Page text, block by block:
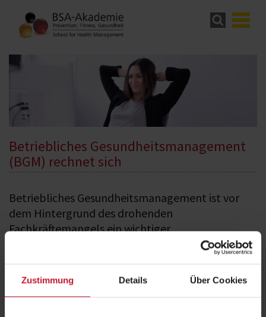
Zustimmung Details Über Cookies
Betriebliches Gesundheitsmanagement
(BGM) rechnet sich
Betriebliches Gesundheitsmanagement ist vor
dem Hintergrund des drohenden
Fachkräftemangels ein wichtiger
Wettbewerbsfaktor für Unternehmen und
Einrichtungen, welche die Leistungsfähigkeit und
Leistungsbereitschaft ihrer Belegschaft langfristig
sichern wollen.